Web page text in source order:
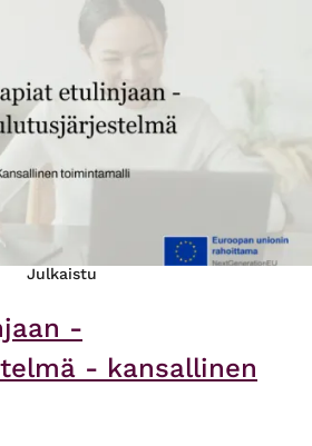
Julkaistu
-
- kansallinen